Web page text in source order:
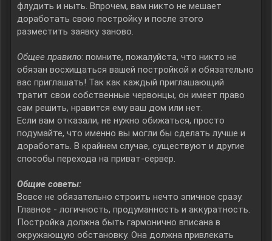
флудить и ныть. Впрочем, вам никто не мешает
доработать свою постройку и после этого
разместить заявку заново.
Общее правило: помните, пожалуйста, что никто не
обязан восхищаться вашей постройкой и обязательно
вас приглашать! Так как каждый приглашающий
тратит свои собственные червонцы, он имеет право
сам решить, нравится ему ваш дом или нет.
Если вам отказали, не нужно обижаться, просто
подумайте, что именно вы могли бы сделать лучше и
доработать. В крайнем случае, существуют и другие
способы перехода на приват-сервер.
Общие советы:
Вовсе не обязательно строить нечто эпичное сразу.
Главное - логичность, продуманность и аккуратность.
Постройка должна быть гармонично вписана в
окружающую обстановку. Она должна привлекать